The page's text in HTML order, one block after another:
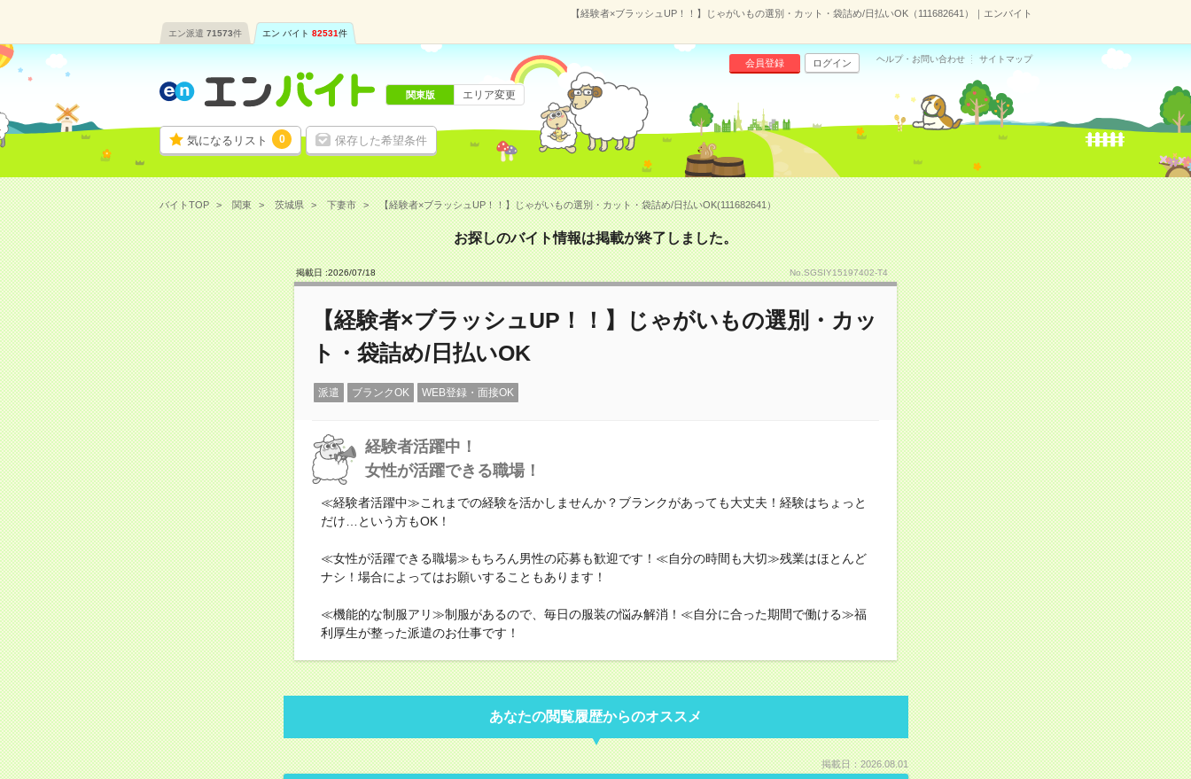
【経験者×ブラッシュUP！！】じゃがいもの選別・カット・袋詰め/日払いOK（111682641）｜エンバイト
エン派遣 71573件 エン バイト 82531件
気になるリスト 0 保存した希望条件
会員登録 ログイン ヘルプ・お問い合わせ サイトマップ
関東版 エリア変更
バイトTOP 関東 茨城県 下妻市 【経験者×ブラッシュUP！！】じゃがいもの選別・カット・袋詰め/日払いOK(111682641）
お探しのバイト情報は掲載が終了しました。
掲載日 :2026/07/18 No.SGSIY15197402-T4
【経験者×ブラッシュUP！！】じゃがいもの選別・カッ
ト・袋詰め/日払いOK
派遣 ブランクOK WEB登録・面接OK
経験者活躍中！
女性が活躍できる職場！
≪経験者活躍中≫これまでの経験を活かしませんか？ブランクがあっても大丈夫！経験はちょっと
だけ…という方もOK！
≪女性が活躍できる職場≫もちろん男性の応募も歓迎です！≪自分の時間も大切≫残業はほとんど
ナシ！場合によってはお願いすることもあります！
≪機能的な制服アリ≫制服があるので、毎日の服装の悩み解消！≪自分に合った期間で働ける≫福
利厚生が整った派遣のお仕事です！
あなたの閲覧履歴からのオススメ
掲載日：2026.08.01